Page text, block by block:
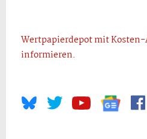
Wertpapierdepot mit Kosten-
informieren.